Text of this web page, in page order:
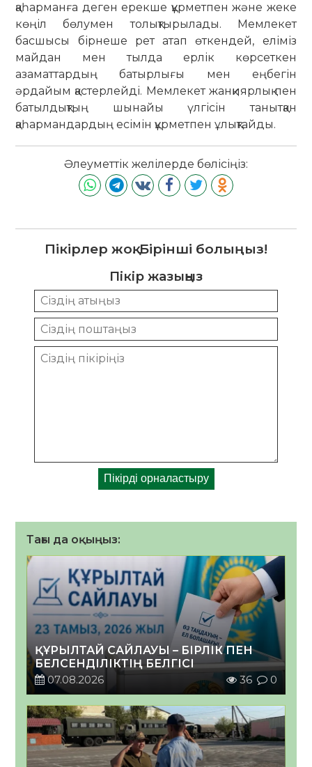
қаһарманға деген ерекше құрметпен және жеке
көңіл бөлумен толықтырылады. Мемлекет
басшысы бірнеше рет атап өткендей, еліміз
майдан мен тылда ерлік көрсеткен
азаматтардың батырлығы мен еңбегін
әрдайым қастерлейді. Мемлекет жанқиярлық пен
батылдықтың шынайы үлгісін танытқан
қаһармандардың есімін құрметпен ұлықтайды.
Әлеуметтік желілерде бөлісіңіз:
Пікірлер жоқ. Бірінші болыңыз!
Пікір жазыңыз
Тағы да оқыңыз:
ҚҰРЫЛТАЙ САЙЛАУЫ – БІРЛІК ПЕН
БЕЛСЕНДІЛІКТІҢ БЕЛГІСІ
07.08.2026
36 0